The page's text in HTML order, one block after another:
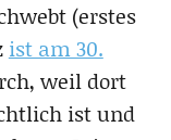
(erstes
ist am 30.
weil dort
ist und